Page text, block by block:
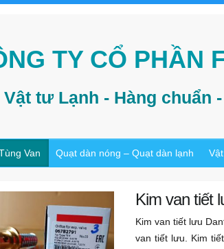
TY CỔ PHẦN
Vật tư Lạnh - Hàng chuẩn
Van Quạt dàn nóng – Quạt dàn lạnh
Kim van tiết
Kim van tiết lưu
van tiết lưu. Kim